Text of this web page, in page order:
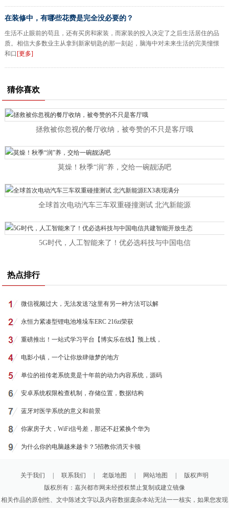
在装修中，有哪些花费是完全没必要的？
生活不止眼前的苟且，还有买房和家装，而家装的投入决定了之后生活居住的品
质。相信大多数业主从拿到新家钥匙的那一刻起，脑海中对未来生活的完美憧憬
和口 [更多]
猜你喜欢
拯救被你忽视的餐厅收纳，被夸赞的不只是客厅哦
莫燥！秋季“润”养，交给一碗靓汤吧
全球首次电动汽车三车双重碰撞测试 北汽新能源
5G时代，人工智能来了！优必选科技与中国电信
热点排行
微信视频过大，无法发送?这里有另一种方法可以解
永恒力紧凑型锂电池堆垛车ERC 216zi荣获
重磅推出！一站式学习平台【博实乐在线】预上线，
电影小镇，一个让你放肆做梦的地方
单位的祖传老系统竟是十年前的动力内容系统，源码
安卓系统权限检查机制，存储位置，数据结构
蓝牙对医学系统的意义和前景
你家房子大，WiFi信号差，那还不赶紧换个华为
为什么你的电脑越来越卡？5招教你消灭卡顿
关于我们 联系我们 老版地图 网站地图
版权声明
版权所有：嘉兴都市网未经授权禁止复制或建立镜像
相关作品的原创性、文中陈述文字以及内容数据庞杂本站无法一一核实，如果您发现